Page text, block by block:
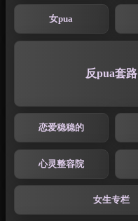
女pua
反pua套路
恋爱稳稳的
心灵整容院
女生专栏